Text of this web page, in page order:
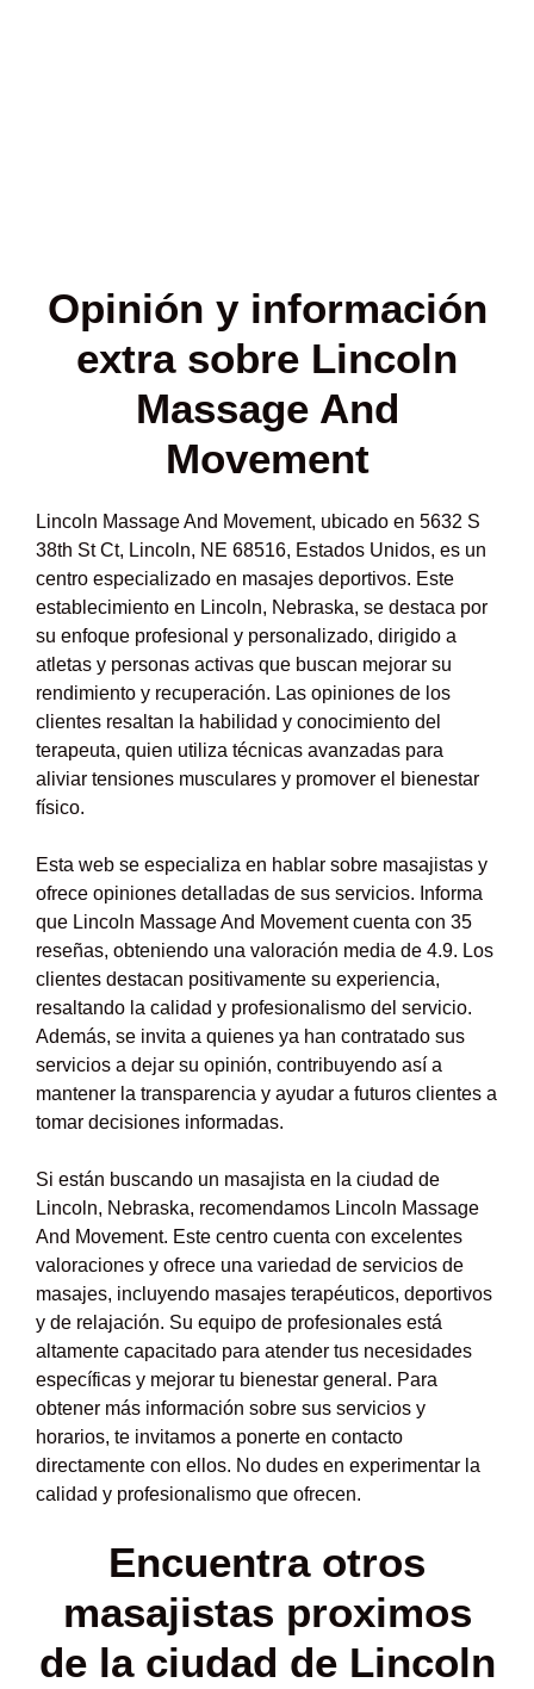
Opinión y información
extra sobre Lincoln
Massage And
Movement
Lincoln Massage And Movement, ubicado en 5632 S
38th St Ct, Lincoln, NE 68516, Estados Unidos, es un
centro especializado en masajes deportivos. Este
establecimiento en Lincoln, Nebraska, se destaca por
su enfoque profesional y personalizado, dirigido a
atletas y personas activas que buscan mejorar su
rendimiento y recuperación. Las opiniones de los
clientes resaltan la habilidad y conocimiento del
terapeuta, quien utiliza técnicas avanzadas para
aliviar tensiones musculares y promover el bienestar
físico.
Esta web se especializa en hablar sobre masajistas y
ofrece opiniones detalladas de sus servicios. Informa
que Lincoln Massage And Movement cuenta con 35
reseñas, obteniendo una valoración media de 4.9. Los
clientes destacan positivamente su experiencia,
resaltando la calidad y profesionalismo del servicio.
Además, se invita a quienes ya han contratado sus
servicios a dejar su opinión, contribuyendo así a
mantener la transparencia y ayudar a futuros clientes a
tomar decisiones informadas.
Si están buscando un masajista en la ciudad de
Lincoln, Nebraska, recomendamos Lincoln Massage
And Movement. Este centro cuenta con excelentes
valoraciones y ofrece una variedad de servicios de
masajes, incluyendo masajes terapéuticos, deportivos
y de relajación. Su equipo de profesionales está
altamente capacitado para atender tus necesidades
específicas y mejorar tu bienestar general. Para
obtener más información sobre sus servicios y
horarios, te invitamos a ponerte en contacto
directamente con ellos. No dudes en experimentar la
calidad y profesionalismo que ofrecen.
Encuentra otros
masajistas proximos
de la ciudad de Lincoln